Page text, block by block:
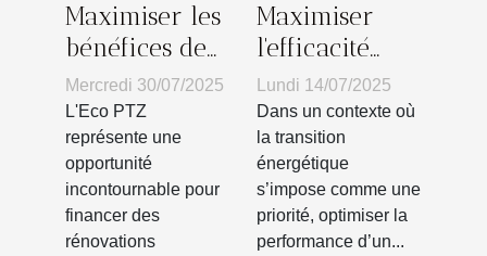
Maximiser les
bénéfices de
l'Eco PTZ pour
vos
rénovations
écologiques
Mercredi 30/07/2025
L'Eco PTZ
représente une
opportunité
incontournable pour
financer des
rénovations
Maximiser
l'efficacité
énergétique
lors de
rénovations
majeures
Lundi 14/07/2025
Dans un contexte où
la transition
énergétique
s’impose comme une
priorité, optimiser la
performance d’un...